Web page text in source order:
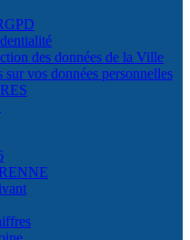
des données de la Ville
vos données personnelles